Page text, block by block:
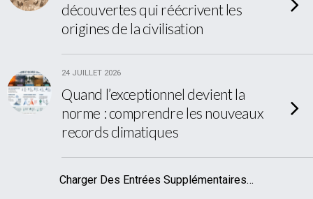
découvertes qui réécrivent les
origines de la civilisation
24 JUILLET 2026
Quand l’exceptionnel devient la
norme : comprendre les nouveaux
records climatiques
Charger Des Entrées Supplémentaires…